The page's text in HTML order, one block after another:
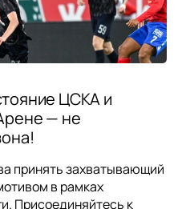
ЦСКА и
— не
принять захватывающий
в рамках
Присоединяйтесь к